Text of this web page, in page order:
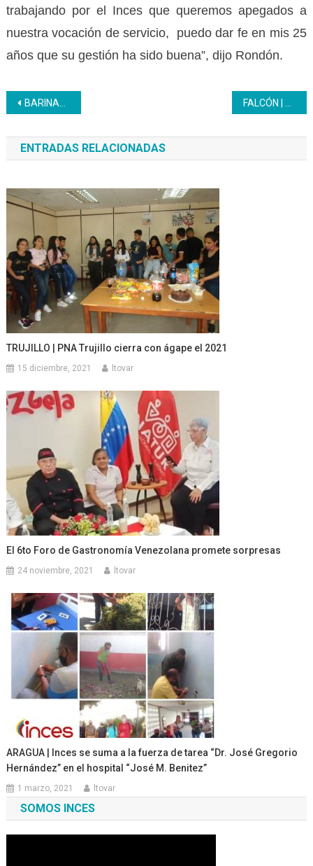
trabajando por el Inces que queremos apegados a
nuestra vocación de servicio, puedo dar fe en mis 25
años que su gestión ha sido buena”, dijo Rondón.
Navegación
de
entradas
BARINAS | Clase trabajadora del Inder se forma en Orientación y Atención al usuario FALCÓN | Con la premisa “Más territorio, menos escritorio” 50 mujeres protagonizan muestra productiva
ENTRADAS RELACIONADAS
TRUJILLO | PNA Trujillo cierra con ágape el 2021
15 diciembre, 2021 ltovar
El 6to Foro de Gastronomía Venezolana promete sorpresas
24 noviembre, 2021 ltovar
ARAGUA | Inces se suma a la fuerza de tarea “Dr. José Gregorio
Hernández” en el hospital “José M. Benitez”
1 marzo, 2021 ltovar
SOMOS INCES